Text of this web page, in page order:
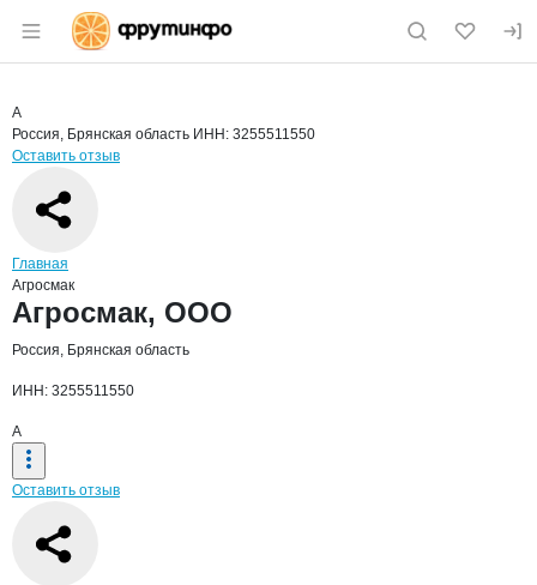
Раздел навигации по сайту fruitinfo.ru
Страница компании
Страница компании
Краткая информация о компании
А
Россия, Брянская область ИНН: 3255511550
Оставить отзыв
Навигация по сайту
Главная
Агросмак
Основная информация о компании
Агросмак, ООО
Россия, Брянская область
ИНН: 3255511550
А
Оставить отзыв